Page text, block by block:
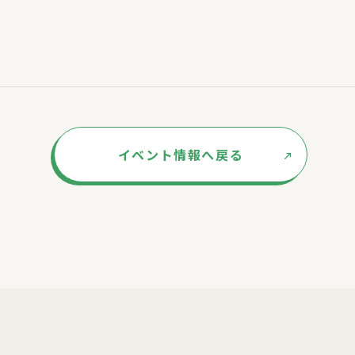
イベント情報へ戻る